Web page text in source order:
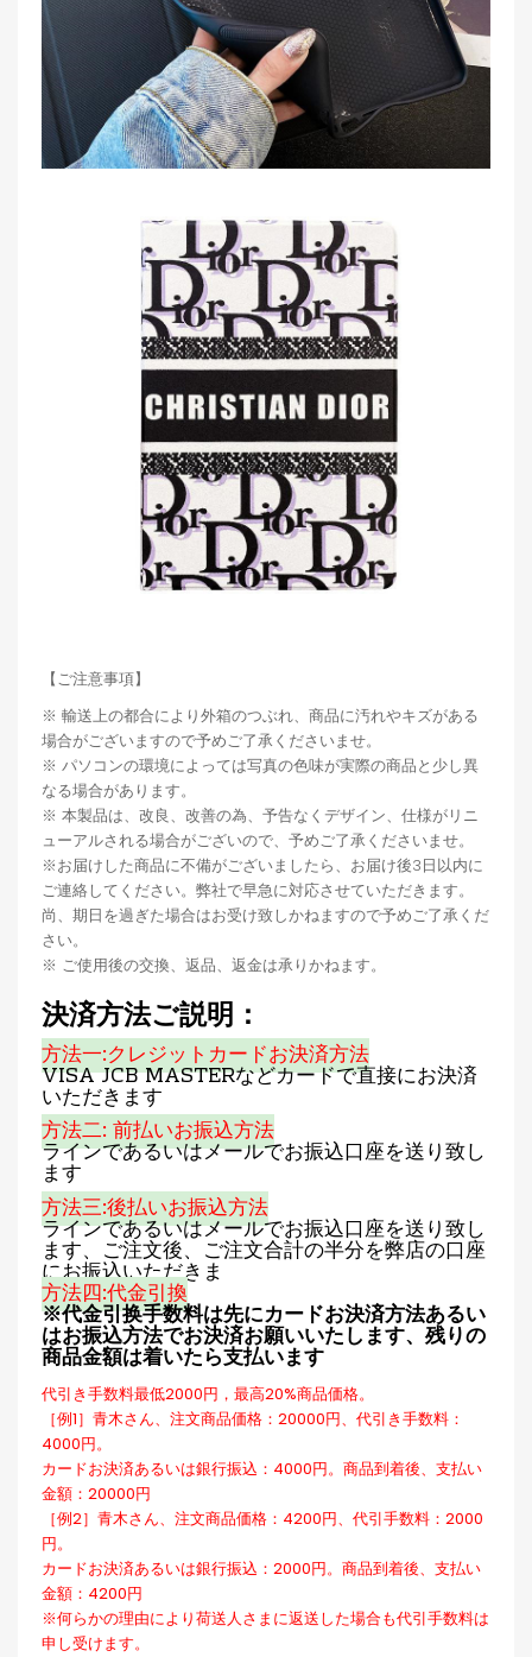
【ご注意事項】
※ 輸送上の都合により外箱のつぶれ、商品に汚れやキズがある
場合がございますので予めご了承くださいませ。
※ パソコンの環境によっては写真の色味が実際の商品と少し異
なる場合があります。
※ 本製品は、改良、改善の為、予告なくデザイン、仕様がリニ
ューアルされる場合がございので、予めご了承くださいませ。
※お届けした商品に不備がございましたら、お届け後3日以内に
ご連絡してください。弊社で早急に対応させていただきます。
尚、期日を過ぎた場合はお受け致しかねますので予めご了承くだ
さい。
※ ご使用後の交換、返品、返金は承りかねます。
決済方法ご説明：
方法一:クレジットカードお決済方法
VISA JCB MASTERなどカードで直接にお決済
いただきます
方法二: 前払いお振込方法
ラインであるいはメールでお振込口座を送り致し
ます
方法三:後払いお振込方法
ラインであるいはメールでお振込口座を送り致し
ます、ご注文後、ご注文合計の半分を弊店の口座
にお振込いただきま
方法四:代金引換
※代金引换手数料は先にカードお決済方法あるい
はお振込方法でお決済お願いいたします、残りの
商品金額は着いたら支払います
代引き手数料最低2000円，最高20%商品価格。
［例1］青木さん、注文商品価格：20000円、代引き手数料：
4000円。
カードお決済あるいは銀行振込：4000円。商品到着後、支払い
金額：20000円
［例2］青木さん、注文商品価格：4200円、代引手数料：2000
円。
カードお決済あるいは銀行振込：2000円。商品到着後、支払い
金額：4200円
※何らかの理由により荷送人さまに返送した場合も代引手数料は
申し受けます。